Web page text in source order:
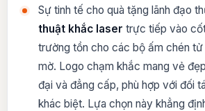
Sự tinh tế cho quà tặng lãnh đạo
thuật khắc laser trực tiếp vào
trường tồn cho các bộ ấm chén
mờ. Logo chạm khắc mang vẻ
đại và đẳng cấp, phù hợp với đối
khác biệt. Lựa chọn này khẳng